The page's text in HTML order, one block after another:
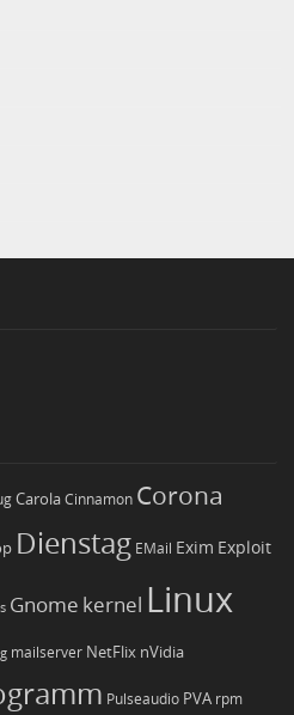
Carola Cinnamon Corona
Dienstag EMail Exim Exploit
Gnome kernel Linux
mailserver NetFlix nVidia
Pulseaudio PVA rpm